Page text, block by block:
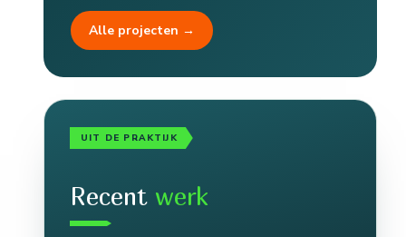
Alle projecten →
UIT DE PRAKTIJK
Recent werk